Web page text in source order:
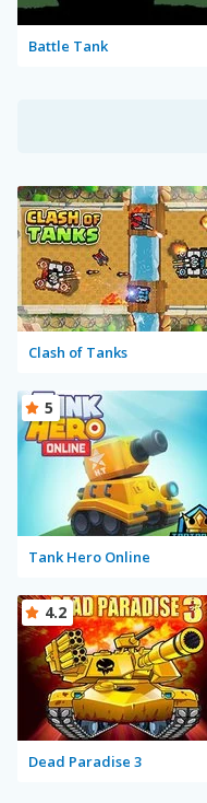
Battle Tank
Clash of Tanks
Tank Hero Online
5
Dead Paradise 3
4.2